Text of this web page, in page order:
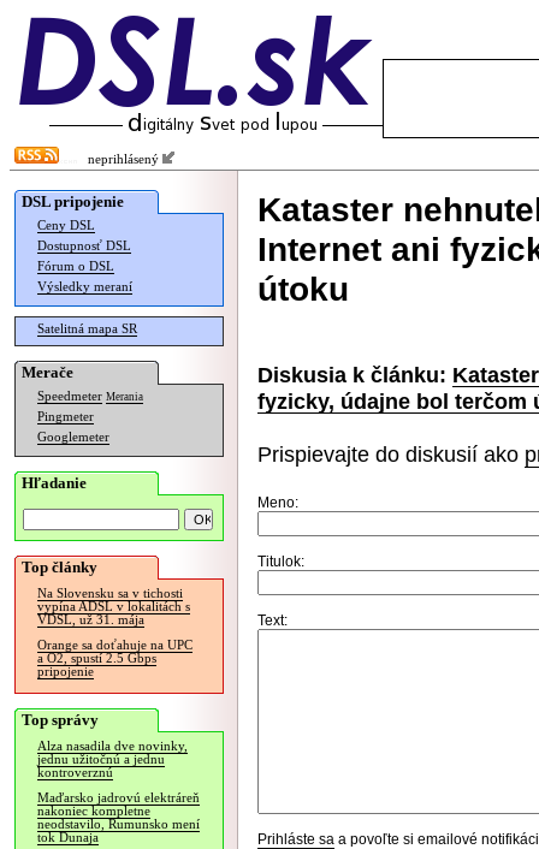
neprihlásený
DSL pripojenie
Ceny DSL
Dostupnosť DSL
Fórum o DSL
Výsledky meraní
Satelitná mapa SR
Merače
Speedmeter Merania
Pingmeter
Googlemeter
Hľadanie
Top články
Na Slovensku sa v tichosti
vypína ADSL v lokalitách s
VDSL, už 31. mája
Orange sa doťahuje na UPC
a O2, spustí 2.5 Gbps
pripojenie
Top správy
Alza nasadila dve novinky,
jednu užitočnú a jednu
kontroverznú
Maďarsko jadrovú elektráreň
nakoniec kompletne
neodstavilo, Rumunsko mení
tok Dunaja
Kataster
Internet ani
útoku
Diskusia k článku:
fyzicky, údajne bol terčom
Prispievajte do diskusií ako
Meno:
Titulok:
Text:
Prihláste sa a povoľte si emailové